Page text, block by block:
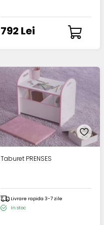
792 Lei
Taburet PRENSES
Livrare rapida 3-7 zile
In stoc